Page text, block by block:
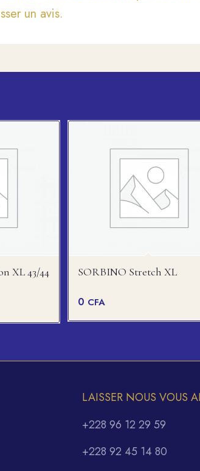
un avis.
XL 43/44
SORBINO Stretch XL
0 CFA
LAISSER NOUS VOUS
+228 96 12 29 59
+228 92 45 14 80